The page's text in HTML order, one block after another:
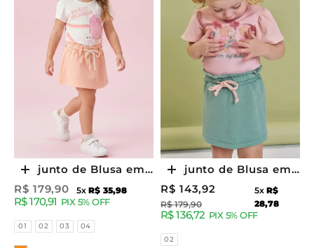
Escolher opções
Conjunto de Blusa em
Cotton e Short Saia em
Moletom sem Pelúcia
95249 Kukiê Infantil
Menina
Preço promocional
R$ 179,90 5xR$ 35,98
R$ 170,91 PIX 5% OFF
Tamanhos
01 02 03 04
Escolher opções
Conjunto de Blusa em
Cotton e Short Saia em
Molevisco 93020 Kukiê
Infantil Menina
Preço promocional
R$ 143,92
Preço normal
R$ 179,90
5x R$
28,78
R$ 136,72 PIX 5% OFF
Tamanhos
02